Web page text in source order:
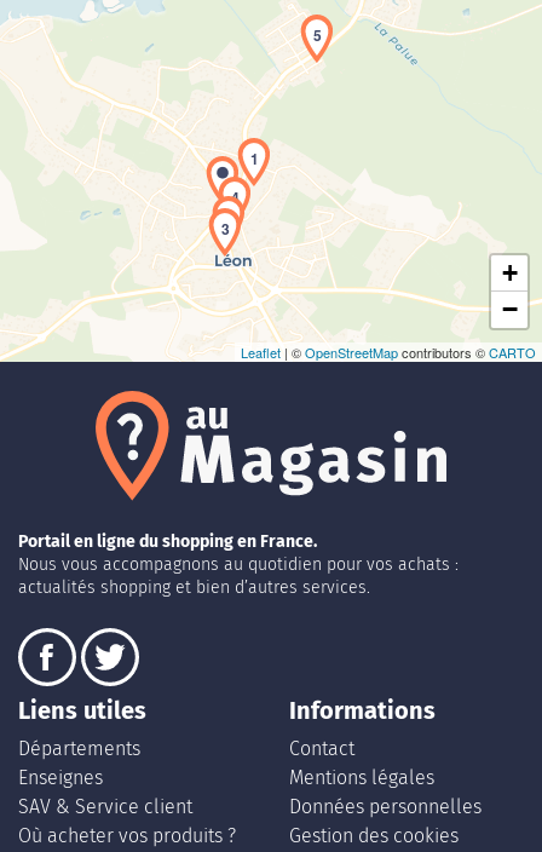
Chargement de la carte en cours...
1
2
3
4
5
+
−
Leaflet | ©OpenStreetMapcontributors ©CARTO
Portail en ligne du shopping en France.
Nous vous accompagnons au quotidien pour vos achats :
actualités shopping et bien d’autres services.
Liens utiles
Départements
Enseignes
SAV & Service client
Où acheter vos produits ?
Informations
Contact
Mentions légales
Données personnelles
Gestion des cookies